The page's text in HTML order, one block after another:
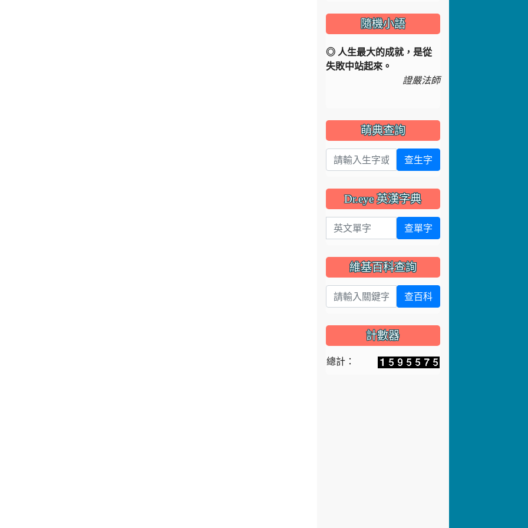
隨機小語
◎ 人生最大的成就，是從
失敗中站起來。
證嚴法師
萌典查詢
查生字
Dr.eye 英漢字典
英文單字 查單字
維基百科查詢
查百科
計數器
總計：